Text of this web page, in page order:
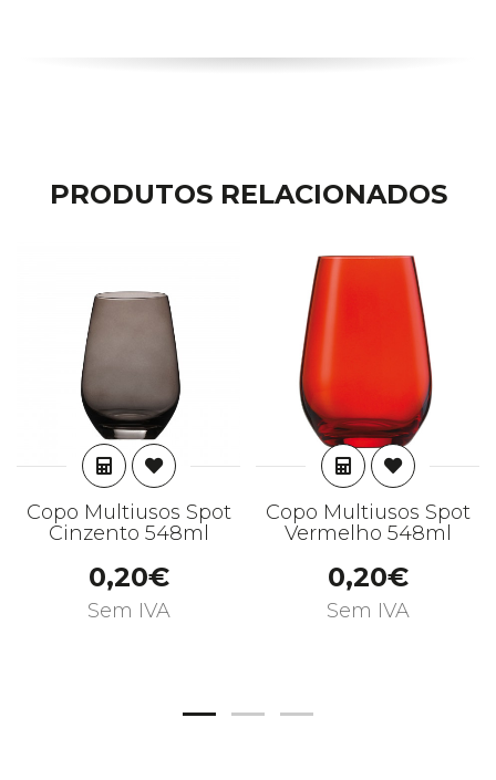
PRODUTOS RELACIONADOS
ADICIONAR
Copo Multiusos Spot
Cinzento 548ml
0,20€
Sem IVA
ADICIONAR
Copo Multiusos Spot
Vermelho 548ml
0,20€
Sem IVA